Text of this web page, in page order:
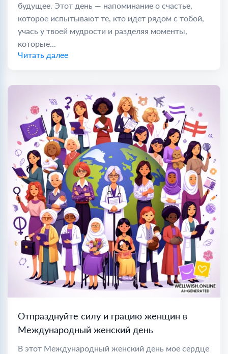
будущее. Этот день — напоминание о счастье,
которое испытывают те, кто идет рядом с тобой,
учась у твоей мудрости и разделяя моменты,
которые...
Читать далее
Отпразднуйте силу и грацию женщин в
Международный женский день
В этот Международный женский день мое сердце